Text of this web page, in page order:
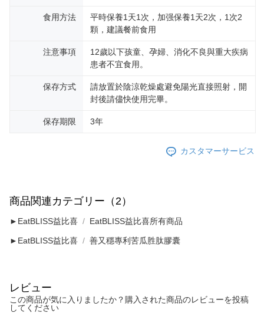
食用方法
平時保養1天1次，加强保養1天2次，1次2
顆，建議餐前食用
注意事項
12歲以下孩童、孕婦、消化不良與重大疾病
患者不宜食用。
保存方式
請放置於陰涼乾燥處避免陽光直接照射，開
封後請儘快使用完畢。
保存期限 3年
カスタマーサービス
商品関連カテゴリー（2）
►EatBLISS益比喜 EatBLISS益比喜所有商品
►EatBLISS益比喜 善又穩專利苦瓜胜肽膠囊
レビュー
この商品が気に入りましたか？購入された商品のレビューを投稿
してください